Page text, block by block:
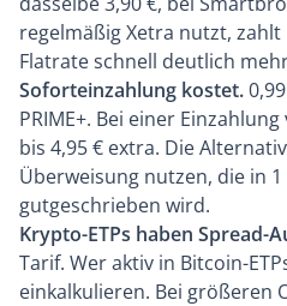
regelmäßig Xetra nutzt, zahlt
Flatrate schnell deutlich
Soforteinzahlung kostet.
PRIME+. Bei einer
bis 4,95 € extra. Die
Überweisung nutzen, die in
gutgeschrieben wird.
Krypto-ETPs haben Spread-
Tarif. Wer aktiv in Bitcoin-
einkalkulieren. Bei größeren